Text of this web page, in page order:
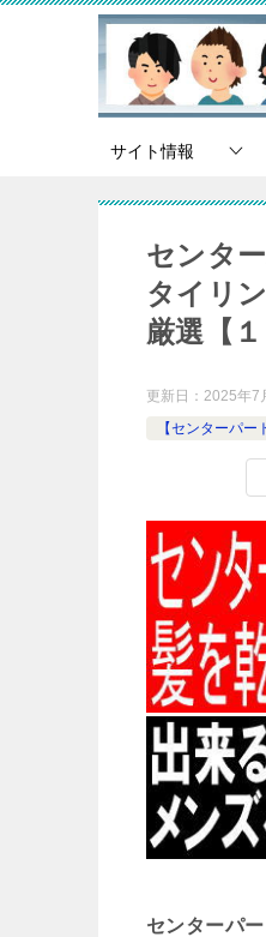
サイト情報
センタ
タイリ
厳選【１
更新日： 2025年7
【センターパー
センターパ